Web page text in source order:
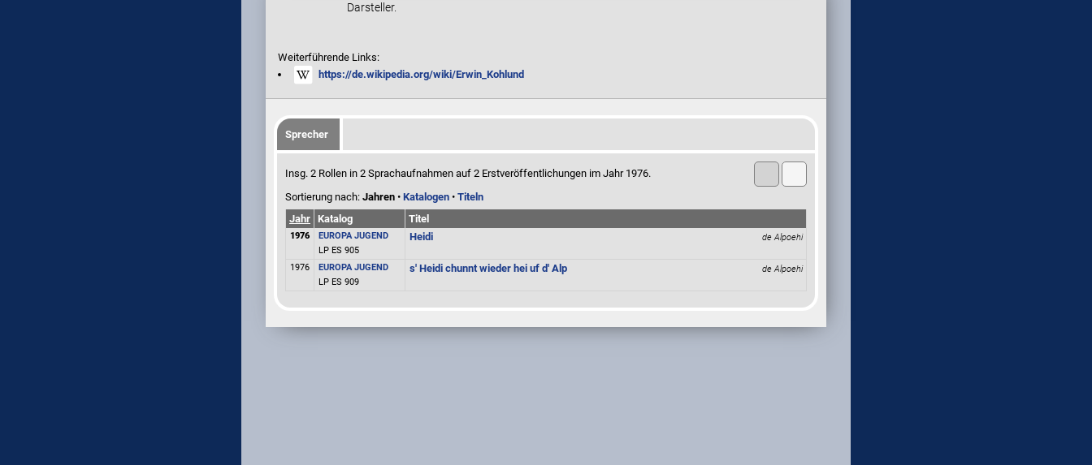
Darsteller.
Weiterführende Links:
https://de.wikipedia.org/wiki/Erwin_Kohlund
Sprecher
Insg. 2 Rollen in 2 Sprachaufnahmen auf 2 Erstveröffentlichungen im Jahr 1976.
Sortierung nach: Jahren • Katalogen • Titeln
Jahr Katalog Titel
1976
EUROPA JUGEND
LP ES 905
Heidi de Alpoehi
1976
EUROPA JUGEND
LP ES 909
s' Heidi chunnt wieder hei uf d' Alp de Alpoehi